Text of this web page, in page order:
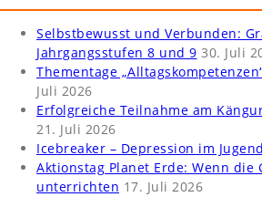
Selbstbewusst und Verbunden:
Jahrgangsstufen 8 und 9 30. Juli
Thementage
Juli 2026
Erfolgreiche Teilnahme am
21. Juli 2026
Icebreaker – Depression im
Aktionstag Planet Erde: Wenn die
unterrichten 17. Juli 2026